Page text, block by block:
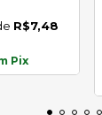
R$7,48
Pix